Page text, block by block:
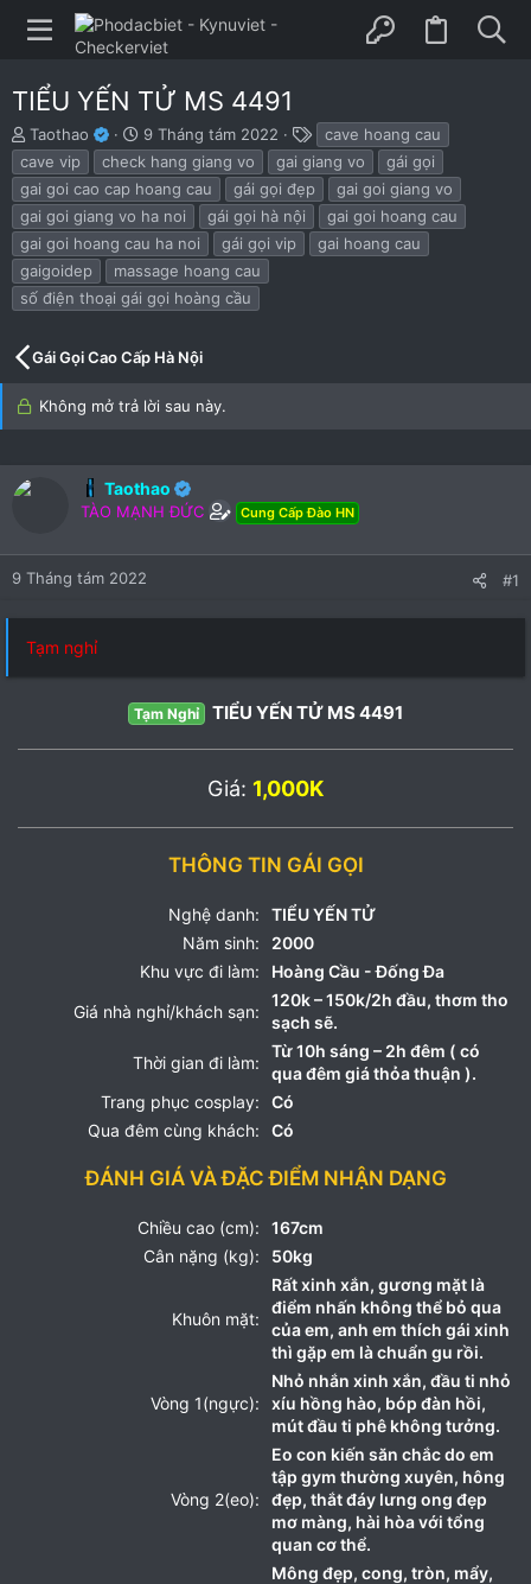
TIỂU YẾN TỬ MS 4491
B
ắ
t
đ
ầ
u
Taothao
N
g
à
y
b
ắ
t
đ
ầ
9 Tháng tám 2022
h
ẻ
cave hoang cau
cave vip
check hang giang vo gai giang vo
gái gọi
gai goi cao cap hoang cau
gái gọi đẹp
gai goi giang vo
gai goi giang vo ha noi
gái gọi hà nội
gai goi hoang cau
gai goi hoang cau ha noi
gái gọi vip
gai hoang cau
gaigoidep
massage hoang cau
số điện thoại gái gọi hoàng cầu
Gái Gọi Cao Cấp Hà Nội
Không mở trả lời sau này.
Taothao
TÀO MẠNH ĐỨC Cung Cấp Đào HN
9 Tháng tám 2022 #1
Tạm nghỉ
Tạm Nghỉ TIỂU YẾN TỬ MS 4491
Giá: 1,000K
THÔNG TIN GÁI GỌI
Nghệ danh:
TIỂU YẾN TỬ
Năm sinh:
2000
Khu vực đi làm:
Hoàng Cầu - Đống Đa
Giá nhà nghỉ/khách sạn:
120k – 150k/2h đầu, thơm tho
sạch sẽ.
Thời gian đi làm:
Từ 10h sáng – 2h đêm ( có
qua đêm giá thỏa thuận ).
Trang phục cosplay:
Có
Qua đêm cùng khách:
Có
ĐÁNH GIÁ VÀ ĐẶC ĐIỂM NHẬN DẠNG
Chiều cao (cm):
167cm
Cân nặng (kg):
50kg
Khuôn mặt:
Rất xinh xắn, gương mặt là
điểm nhấn không thể bỏ qua
của em, anh em thích gái xinh
thì gặp em là chuẩn gu rồi.
Vòng 1(ngực):
Nhỏ nhắn xinh xắn, đầu ti nhỏ
xíu hồng hào, bóp đàn hồi,
mút đầu ti phê không tưởng.
Vòng 2(eo):
Eo con kiến săn chắc do em
tập gym thường xuyên, hông
đẹp, thắt đáy lưng ong đẹp
mơ màng, hài hòa với tổng
quan cơ thể.
Mông đẹp, cong, tròn, mẩy,